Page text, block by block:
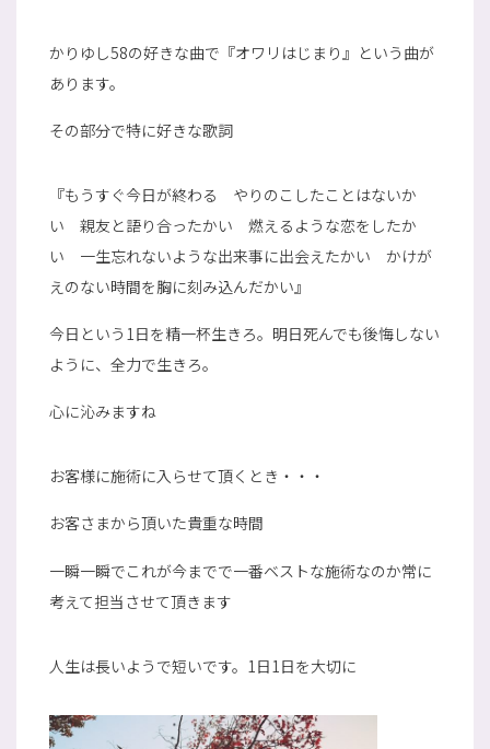
かりゆし58の好きな曲で『オワリはじまり』という曲が
あります。
その部分で特に好きな歌詞
『もうすぐ今日が終わる やりのこしたことはないか
い 親友と語り合ったかい 燃えるような恋をしたか
い 一生忘れないような出来事に出会えたかい かけが
えのない時間を胸に刻み込んだかい』
今日という1日を精一杯生きろ。明日死んでも後悔しない
ように、全力で生きろ。
心に沁みますね
お客様に施術に入らせて頂くとき・・・
お客さまから頂いた貴重な時間
一瞬一瞬でこれが今までで一番ベストな施術なのか常に
考えて担当させて頂きます
人生は長いようで短いです。1日1日を大切に